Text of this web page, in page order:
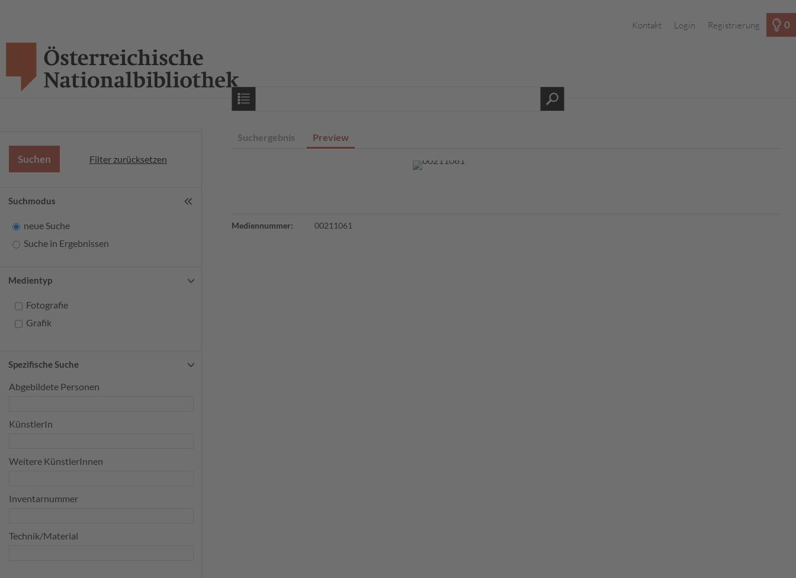
0
Kontakt Login Registrierung
Startseite
Filter zurücksetzen
Suchmodus
neue Suche
Suche in Ergebnissen
Medientyp
Fotografie
Grafik
Spezifische Suche
Abgebildete Personen
KünstlerIn
Weitere KünstlerInnen
Inventarnummer
Technik/Material
Suchergebnis Preview
Mediennummer: 00211061